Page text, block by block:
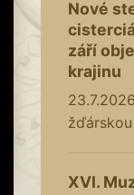
Nové
září
krajinu
23.7.2026
XVI.